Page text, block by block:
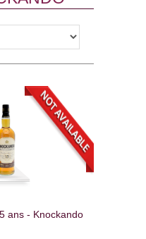
ans - Knockando